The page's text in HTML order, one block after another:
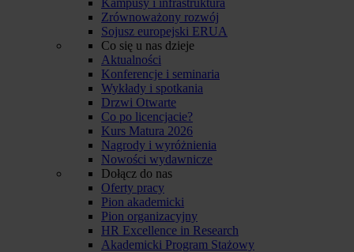
Zrównoważony rozwój
Sojusz europejski ERUA
Co się u nas dzieje
Aktualności
Konferencje i seminaria
Wykłady i spotkania
Drzwi Otwarte
Co po licencjacie?
Kurs Matura 2026
Nagrody i wyróżnienia
Nowości wydawnicze
Dołącz do nas
Oferty pracy
Pion akademicki
Pion organizacyjny
HR Excellence in Research
Akademicki Program Stażowy